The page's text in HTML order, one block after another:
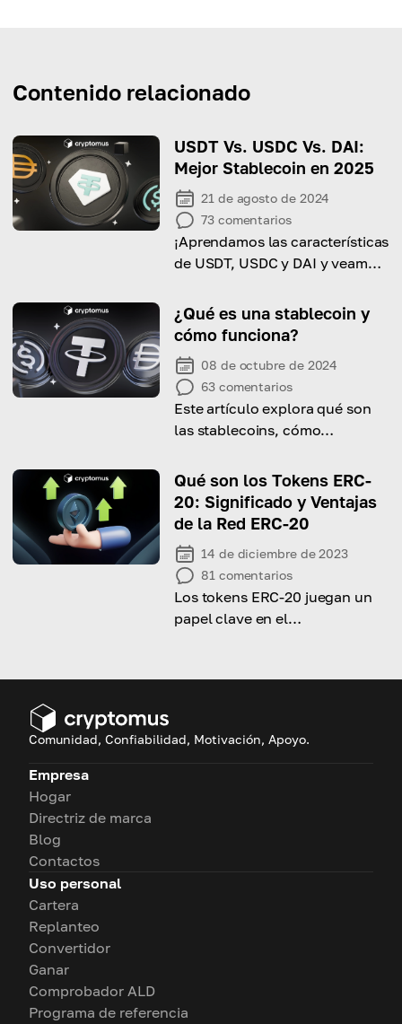
Contenido relacionado
USDT Vs. USDC Vs. DAI:
Mejor Stablecoin en 2025
21 de agosto de 2024
73 comentarios
¡Aprendamos las características
de USDT, USDC y DAI y veamos
esta guía completa!
¿Qué es una stablecoin y
cómo funciona?
08 de octubre de 2024
63 comentarios
Este artículo explora qué son
las stablecoins, cómo
vuelto esenciales en el
panorama de las
criptomonedas.
Qué son los Tokens ERC-
20: Significado y Ventajas
de la Red ERC-20
14 de diciembre de 2023
81 comentarios
Los tokens ERC-20 juegan un
papel clave en el
Comunidad, Confiabilidad, Motivación, Apoyo.
Empresa
Hogar
Directriz de marca
Blog
Contactos
Uso personal
Cartera
Replanteo
Convertidor
Ganar
Comprobador ALD
Programa de referencia